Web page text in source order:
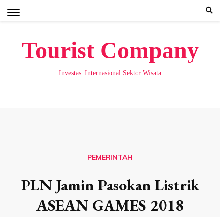
Tourist Company
Investasi Internasional Sektor Wisata
PEMERINTAH
PLN Jamin Pasokan Listrik
ASEAN GAMES 2018